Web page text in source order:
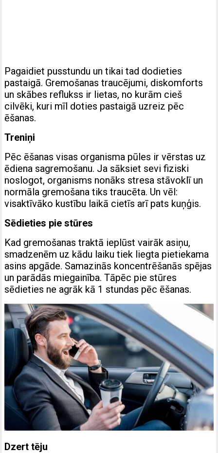
Pagaidiet pusstundu un tikai tad dodieties
pastaigā. Gremošanas traucējumi, diskomforts
un skābes reflukss ir lietas, no kurām cieš
cilvēki, kuri mīl doties pastaigā uzreiz pēc
ēšanas.
Treniņi
Pēc ēšanas visas organisma pūles ir vērstas uz
ēdiena sagremošanu. Ja sāksiet sevi fiziski
noslogot, organisms nonāks stresa stāvoklī un
normāla gremošana tiks traucēta. Un vēl:
visaktīvāko kustību laikā cietīs arī pats kuņģis.
Sēdieties pie stūres
Kad gremošanas traktā ieplūst vairāk asiņu,
smadzenēm uz kādu laiku tiek liegta pietiekama
asins apgāde. Samazinās koncentrēšanās spējas
un parādās miegainība. Tāpēc pie stūres
sēdieties ne agrāk kā 1 stundas pēc ēšanas.
Dzert tēju